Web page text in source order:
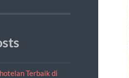
Terbaik di